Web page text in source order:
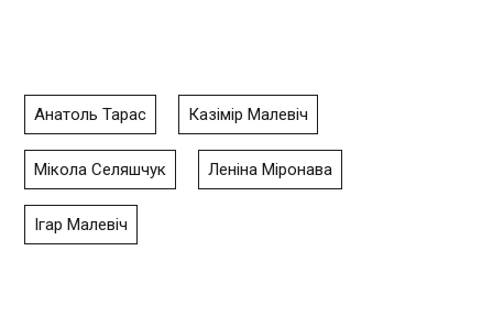
Анатоль Тарас Казімір Малевіч
Мікола Селяшчук Леніна Міронава
Ігар Малевіч